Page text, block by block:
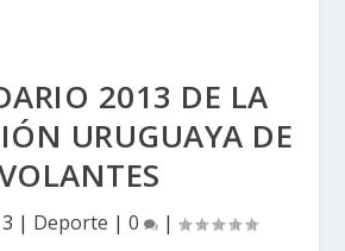
2013 DE LA
URUGUAYA DE
| Deporte | 0 |